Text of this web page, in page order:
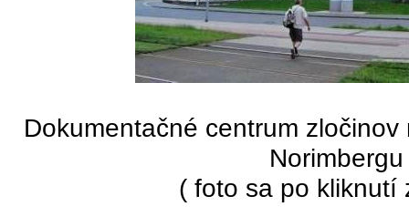
Dokumentačné centrum
Norimbergu
( foto sa po kliknutí